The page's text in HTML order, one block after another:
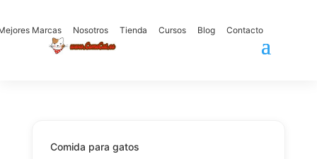
Marcas Nosotros Tienda Cursos Blog Contacto
Comida para gatos